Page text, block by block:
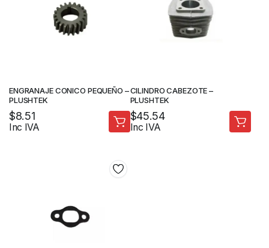
ENGRANAJE CONICO PEQUEÑO –
PLUSHTEK
$8.51
Inc IVA
CILINDRO CABEZOTE –
PLUSHTEK
$45.54
Inc IVA